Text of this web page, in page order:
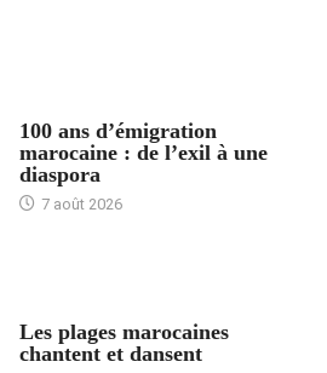
100 ans d’émigration
marocaine : de l’exil à une
diaspora
7 août 2026
Les plages marocaines
chantent et dansent